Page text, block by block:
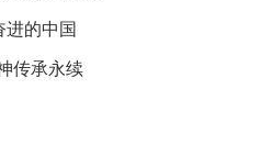
进的中国
传承永续